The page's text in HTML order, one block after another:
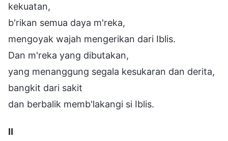
kekuatan,
b'rikan semua daya m'reka,
mengoyak wajah mengerikan dari Iblis.
Dan m'reka yang dibutakan,
yang menanggung segala kesukaran dan derita,
bangkit dari sakit
dan berbalik memb'lakangi si Iblis.
Ⅱ